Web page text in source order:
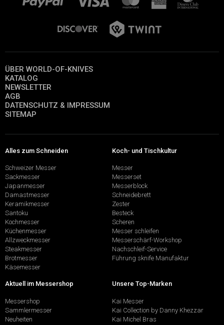
ÜBER WORLD-OF-KNIVES
KATALOG
NEWSLETTER
AGB
DATENSCHUTZ & IMPRESSUM
SITEMAP
Alles zum Schneiden
Schweizer Messer
Sackmesser
Japanmesser
Damastmesser
Keramikmesser
Santoku
Kochmesser
Küchenmesser
Allzweckmesser
Steakmesser
Brotmesser
Käsemesser
Koch- und Tischkultur
Messer
Messerset
Messerblock
Schneidebrett
Zester
Besteck
Scheren
Messer schleifen
Messerschärf-Workshop
Nachschleif-Service
Führung sknife Manufaktur
Aktuell im Messershop
Messershop
Sammlermesser
Neuheiten
Unsere Top-Marken
Kai Messer
Kai Collection by Danny Khezzar
Kai Michel Bras